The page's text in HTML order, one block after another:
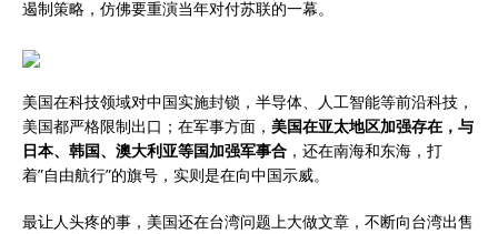
遏制策略，仿佛要重演当年对付苏联的一幕。
美国在科技领域对中国实施封锁，半导体、人工智能等前沿科技，
美国都严格限制出口；在军事方面， 美国在亚太地区加强存在，与
日本、韩国、澳大利亚等国加强军事合 ，还在南海和东海，打
着”自由航行”的旗号，实则是在向中国示威。
最让人头疼的事，美国还在台湾问题上大做文章，不断向台湾出售